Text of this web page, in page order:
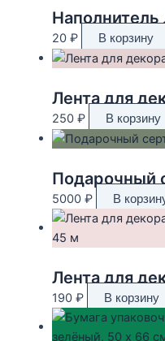
Наполнитель
20 ₽ В корзину
250 ₽ В корзину
Подарочный
5000 ₽ В
190 ₽ В корзину